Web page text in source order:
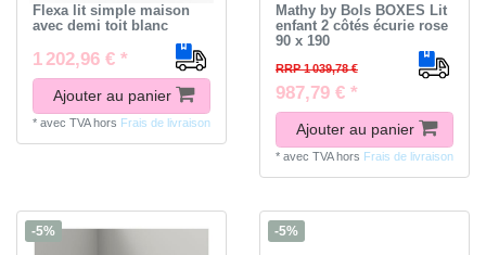
Flexa lit simple maison
avec demi toit blanc
1 202,96 € *
Ajouter au panier
* avec TVAhors Frais de livraison
Mathy by Bols BOXES Lit
enfant 2 côtés écurie rose
90 x 190
RRP 1 039,78 €
987,79 € *
Ajouter au panier
* avec TVAhors Frais de livraison
-5% -5%